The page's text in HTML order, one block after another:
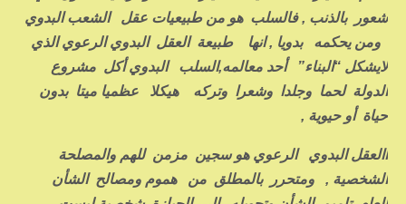
شعور بالذنب , فالسلب هو من طبيعيات عقل الشعب البدوي
ومن يحكمه بدويا , انها طبيعة العقل البدوي الرعوي الذي
لايشكل “البناء” أحد معالمه,السلب البدوي أكل مشروع
الدولة لحما وجلدا وشعرا وتركه هيكلا عظميا ميتا بدون
حياة أو حيوية ,
االعقل البدوي الرعوي هو سجين مزمن للهم والمصلحة
الشخصية , ومتحرر بالمطلق من هموم ومصالح الشأن